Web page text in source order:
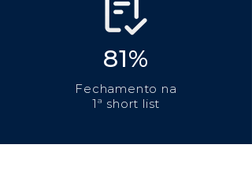
81%
Fechamento na
1ª short list